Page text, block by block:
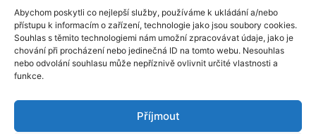
Abychom poskytli co nejlepší služby, používáme k ukládání a/nebo
přístupu k informacím o zařízení, technologie jako jsou soubory cookies.
Souhlas s těmito technologiemi nám umožní zpracovávat údaje, jako je
chování při procházení nebo jedinečná ID na tomto webu. Nesouhlas
nebo odvolání souhlasu může nepříznivě ovlivnit určité vlastnosti a
funkce.
Příjmout
O NÁS